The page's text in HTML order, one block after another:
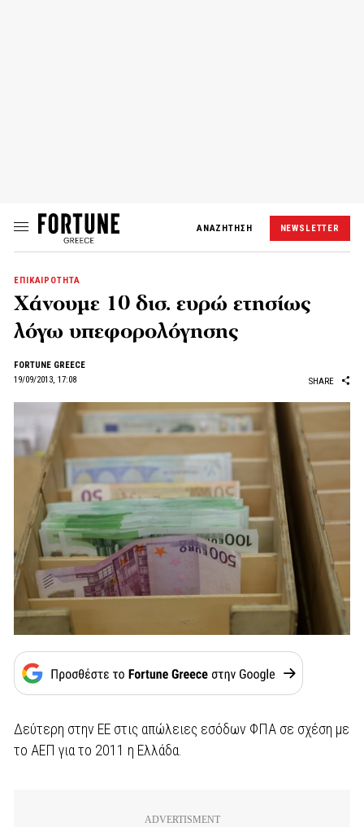
ΑΝΑΖΗΤΗΣΗ NEWSLETTER
ΕΠΙΚΑΙΡΟΤΗΤΑ
Χάνουμε 10 δισ. ευρώ ετησίως
λόγω υπεφορολόγησης
FORTUNE GREECE
19/09/2013, 17:08
SHARE
Δεύτερη στην ΕΕ στις απώλειες εσόδων ΦΠΑ σε σχέση με
το ΑΕΠ για το 2011 η Ελλάδα.